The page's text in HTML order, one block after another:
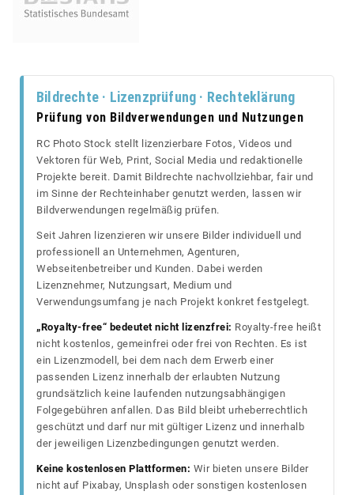
Bildrechte · Lizenzprüfung · Rechteklärung
Prüfung von Bildverwendungen und Nutzungen
RC Photo Stock stellt lizenzierbare Fotos, Videos und
Vektoren für Web, Print, Social Media und redaktionelle
Projekte bereit. Damit Bildrechte nachvollziehbar, fair und
im Sinne der Rechteinhaber genutzt werden, lassen wir
Bildverwendungen regelmäßig prüfen.
Seit Jahren lizenzieren wir unsere Bilder individuell und
professionell an Unternehmen, Agenturen,
Webseitenbetreiber und Kunden. Dabei werden
Lizenznehmer, Nutzungsart, Medium und
Verwendungsumfang je nach Projekt konkret festgelegt.
„Royalty-free“ bedeutet nicht lizenzfrei: Royalty-free heißt
nicht kostenlos, gemeinfrei oder frei von Rechten. Es ist
ein Lizenzmodell, bei dem nach dem Erwerb einer
passenden Lizenz innerhalb der erlaubten Nutzung
grundsätzlich keine laufenden nutzungsabhängigen
Folgegebühren anfallen. Das Bild bleibt urheberrechtlich
geschützt und darf nur mit gültiger Lizenz und innerhalb
der jeweiligen Lizenzbedingungen genutzt werden.
Keine kostenlosen Plattformen: Wir bieten unsere Bilder
nicht auf Pixabay, Unsplash oder sonstigen kostenlosen